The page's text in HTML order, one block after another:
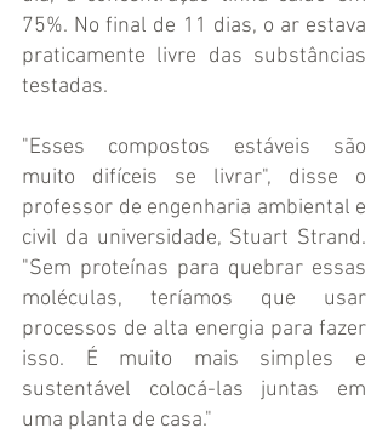
75%. No final de 11 dias, o ar estava
praticamente livre das substâncias
testadas.
"Esses compostos estáveis são
muito difíceis se livrar", disse o
professor de engenharia ambiental e
civil da universidade, Stuart Strand.
"Sem proteínas para quebrar essas
moléculas, teríamos que usar
processos de alta energia para fazer
isso. É muito mais simples e
sustentável colocá-las juntas em
uma planta de casa."